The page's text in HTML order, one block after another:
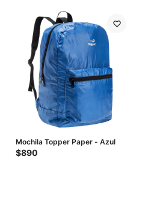
Mochila Topper Paper - Azul
$890